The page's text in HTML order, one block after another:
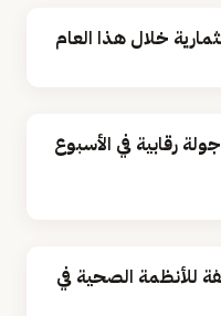
تنفذ أكثر من 3 آلاف جولة رقابية في الأسبوع
للأنظمة الصحية في